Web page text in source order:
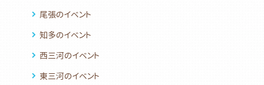
尾張のイベント
知多のイベント
西三河のイベント
東三河のイベント